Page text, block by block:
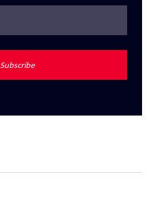
Subscribe